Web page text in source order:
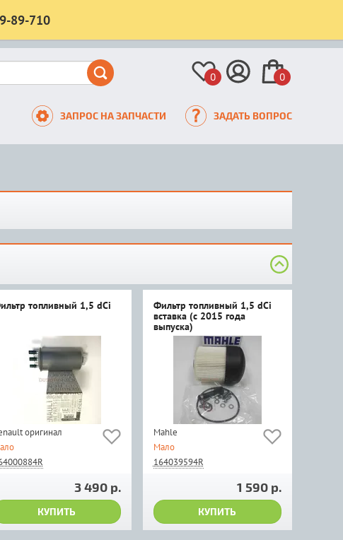
89-710
0 0
ЗАПРОС НА ЗАПЧАСТИ ЗАДАТЬ ВОПРОС
топливный 1,5 dCi
оригинал
3 490 р.
КУПИТЬ
Фильтр топливный 1,5 dCi
вставка (с 2015 года
выпуска)
Mahle
Мало
164039594R
1 590 р.
КУПИТЬ